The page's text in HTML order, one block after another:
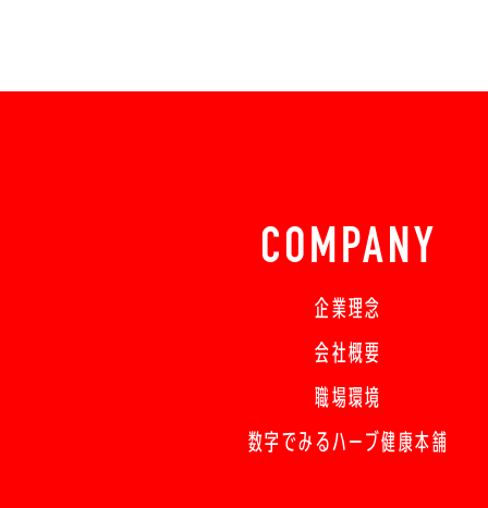
COMPANY
企業理念
会社概要
職場環境
数字でみるハーブ健康本舗